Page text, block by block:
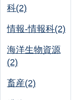
科(2)
情報-情報科(2)
海洋生物資源
(2)
畜産(2)